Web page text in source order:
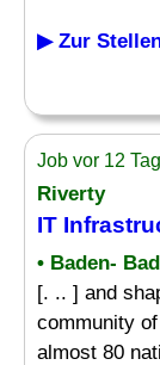
▶ Zur
Job vor 12
Riverty
IT
• Baden-
[. .. ] and
community
almost 80